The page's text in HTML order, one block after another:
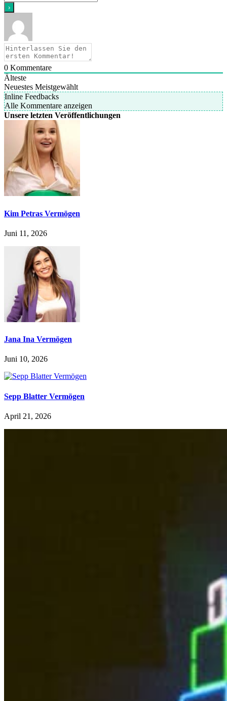
0 Kommentare
Älteste
Neuestes Meistgewählt
Inline Feedbacks
Alle Kommentare anzeigen
Unsere letzten Veröffentlichungen
Kim Petras Vermögen
Juni 11, 2026
Jana Ina Vermögen
Juni 10, 2026
Sepp Blatter Vermögen
April 21, 2026